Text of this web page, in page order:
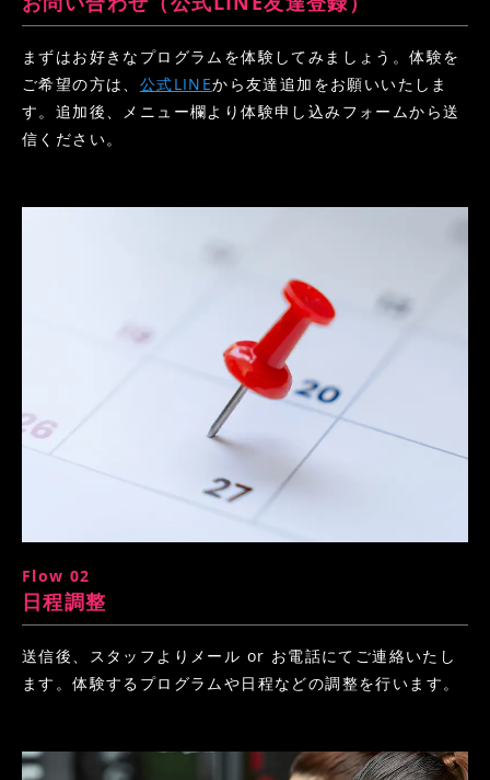
まずはお好きなプログラムを体験してみましょう。体験を
ご希望の方は、 公式LINEから友達追加をお願いいたしま
す。追加後、メニュー欄より体験申し込みフォームから送
信ください。
Flow 02
日程調整
送信後、スタッフよりメール or お電話にてご連絡いたし
ます。体験するプログラムや日程などの調整を行います。